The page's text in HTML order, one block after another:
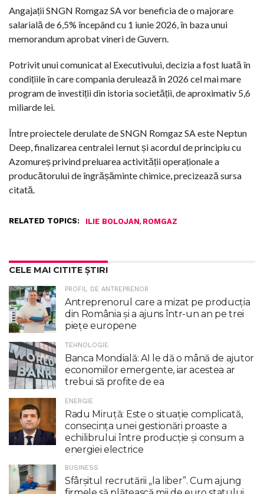
Angajații SNGN Romgaz SA vor beneficia de o majorare
salarială de 6,5% începând cu 1 iunie 2026, în baza unui
memorandum aprobat vineri de Guvern.
Potrivit unui comunicat al Executivului, decizia a fost luată în
condițiile în care compania derulează în 2026 cel mai mare
program de investiții din istoria societății, de aproximativ 5,6
miliarde lei.
Între proiectele derulate de SNGN Romgaz SA este Neptun
Deep, finalizarea centralei Iernut și acordul de principiu cu
Azomureș privind preluarea activității operaționale a
producătorului de îngrășăminte chimice, precizează sursa
citată.
RELATED TOPICS: ILIE BOLOJAN, ROMGAZ
CELE MAI CITITE ȘTIRI
PROFIL DE ANTREPRENOR
Antreprenorul care a mizat pe producția
din România și a ajuns într-un an pe trei
piețe europene
TEHNOLOGIE
Banca Mondială: AI le dă o mână de ajutor
economiilor emergente, iar acestea ar
trebui să profite de ea
ENERGIE
Radu Miruţă: Este o situaţie complicată,
consecinţa unei gestionări proaste a
echilibrului între producţie şi consum a
energiei electrice
BUSINESS
Sfârșitul recrutării „la liber”. Cum ajung